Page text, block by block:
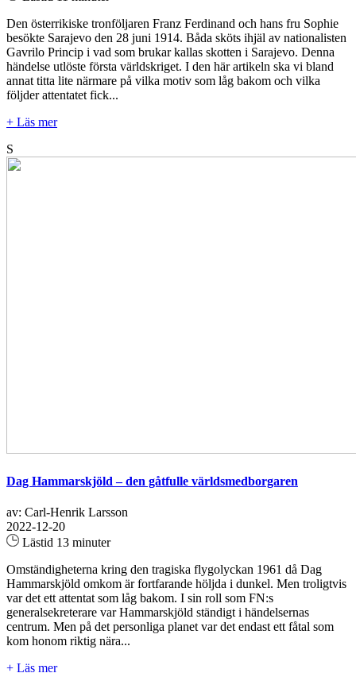
Den österrikiske tronföljaren Franz Ferdinand och hans fru Sophie
besökte Sarajevo den 28 juni 1914. Båda sköts ihjäl av nationalisten
Gavrilo Princip i vad som brukar kallas skotten i Sarajevo. Denna
händelse utlöste första världskriget. I den här artikeln ska vi bland
annat titta lite närmare på vilka motiv som låg bakom och vilka
följder attentatet fick...
+ Läs mer
S
Dag Hammarskjöld – den gåtfulle världsmedborgaren
av: Carl-Henrik Larsson
2022-12-20
Lästid 13 minuter
Omständigheterna kring den tragiska flygolyckan 1961 då Dag
Hammarskjöld omkom är fortfarande höljda i dunkel. Men troligtvis
var det ett attentat som låg bakom. I sin roll som FN:s
generalsekreterare var Hammarskjöld ständigt i händelsernas
centrum. Men på det personliga planet var det endast ett fåtal som
kom honom riktig nära...
+ Läs mer